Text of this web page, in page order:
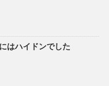
はハイドンでした